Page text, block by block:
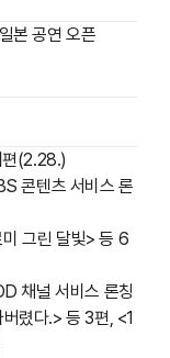
본 공연 오픈
편(2.28.)
콘텐츠 서비스 론
그린 달빛> 등 6
채널 서비스 론칭
렸다.> 등 3편, <1